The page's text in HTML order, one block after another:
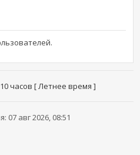
часов [ Летнее время ]
07 авг 2026, 08:51